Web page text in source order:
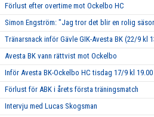
Förlust efter overtime mot Ockelbo HC
Simon Engström: "Jag tror det blir en rolig
Tränarsnack inför Gävle GIK-Avesta BK (22/9 kl
Avesta BK vann rättvist mot Ockelbo
Inför Avesta BK-Ockelbo HC tisdag 17/9 kl 19.00
Förlust för ABK i årets första träningsmatch
Intervju med Lucas Skogsman